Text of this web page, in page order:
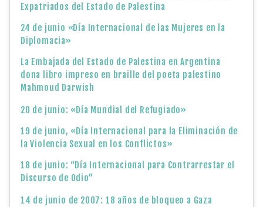
Expatriados del Estado de Palestina
24 de junio «Día Internacional de las Mujeres en la
Diplomacia»
La Embajada del Estado de Palestina en Argentina
dona libro impreso en braille del poeta palestino
Mahmoud Darwish
20 de junio: «Día Mundial del Refugiado»
19 de junio, «Día Internacional para la Eliminación de
la Violencia Sexual en los Conflictos»
18 de junio: “Día Internacional para Contrarrestar el
Discurso de Odio”
14 de junio de 2007: 18 años de bloqueo a Gaza